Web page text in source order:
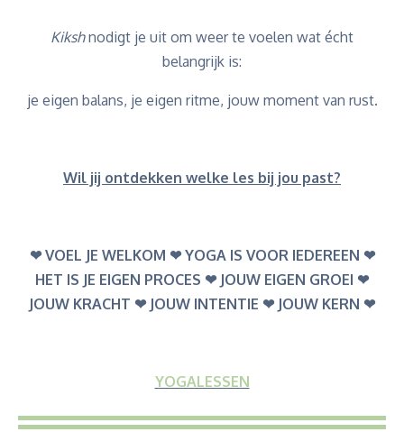
Kikshnodigt je uit om weer te voelen wat écht
belangrijk is:
je eigen balans, je eigen ritme, jouw moment van rust.
Wil jij ontdekken welke les bij jou past?
❤︎ VOEL JE WELKOM ❤︎ YOGA IS VOOR IEDEREEN ❤︎
HET IS JE EIGEN PROCES ❤︎ JOUW EIGEN GROEI ❤︎
JOUW KRACHT ❤︎ JOUW INTENTIE ❤︎ JOUW KERN ❤︎
YOGALESSEN